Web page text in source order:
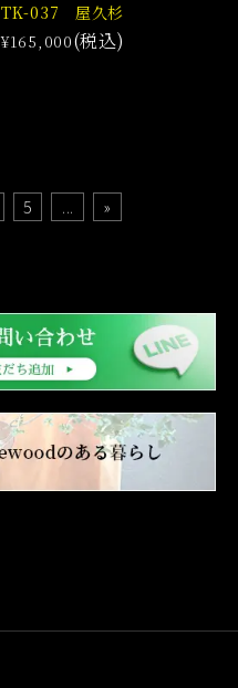
TK-037 屋久杉
¥165,000(税込)
5 ... »